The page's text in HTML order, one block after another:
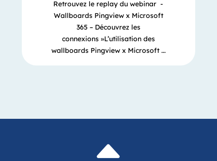
Retrouvez le replay du webinar -
Wallboards Pingview x Microsoft
365 – Découvrez les
connexions »L’utilisation des
wallboards Pingview x Microsoft ...